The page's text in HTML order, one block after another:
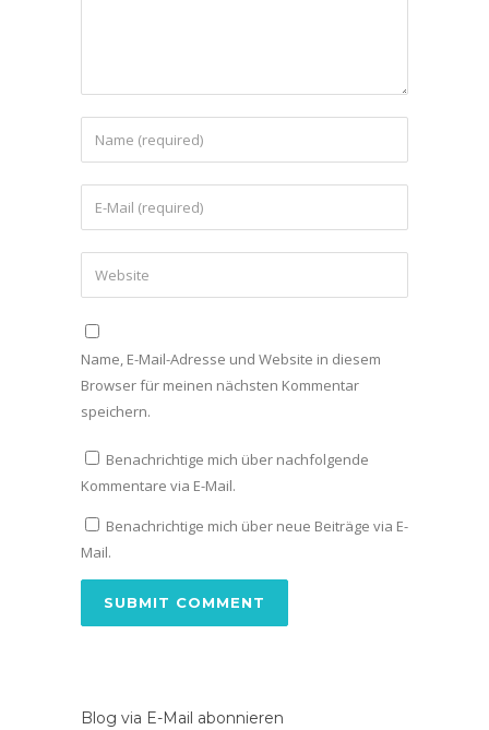
Name, E-Mail-Adresse und Website in diesem
Browser für meinen nächsten Kommentar
speichern.
Benachrichtige mich über nachfolgende
Kommentare via E-Mail.
Benachrichtige mich über neue Beiträge via E-
Mail.
Blog via E-Mail abonnieren